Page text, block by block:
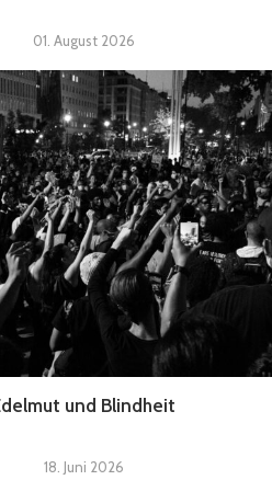
01. August 2026
und Blindheit
18. Juni 2026